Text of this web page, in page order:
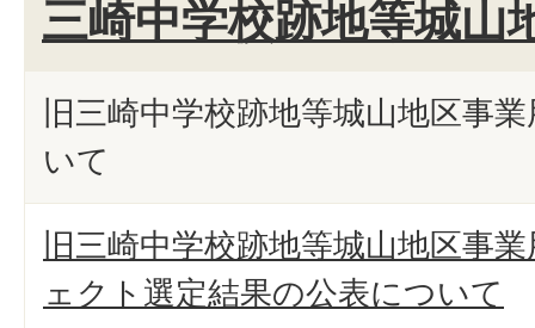
三崎中学校跡地等城山
旧三崎中学校跡地等城山地区事
いて
旧三崎中学校跡地等城山地区事
ェクト選定結果の公表について